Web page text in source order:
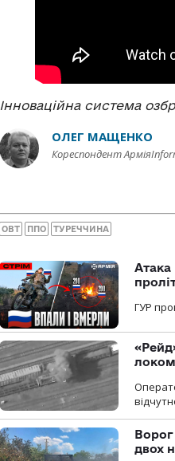
Інноваційна система
ОЛЕГ МАЩЕНКО
Кореспондент
ОВТ ППО ТУРЕЧЧИНА
Атака
ГУР
Ворог
двох